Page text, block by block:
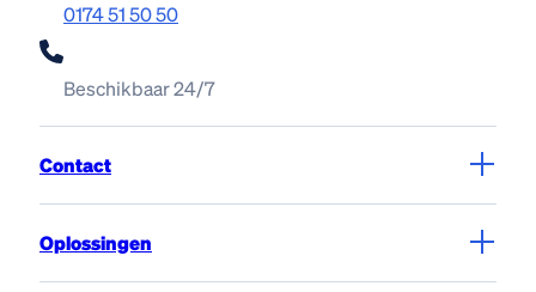
0174 51 50 50
Beschikbaar 24/7
Contact
Oplossingen